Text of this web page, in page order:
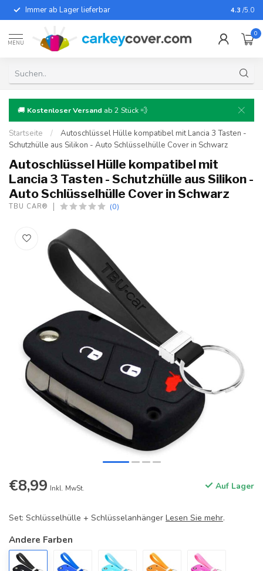
Immer ab Lager lieferbar Für fast
4.3 /5.0
MENU
0
🚚 Kostenloser Versand ab 2 Stück 💨
Startseite /
Autoschlüssel Hülle kompatibel mit Lancia 3 Tasten -
Schutzhülle aus Silikon - Auto Schlüsselhülle Cover in Schwarz
Autoschlüssel Hülle kompatibel mit
Lancia 3 Tasten - Schutzhülle aus Silikon -
Auto Schlüsselhülle Cover in Schwarz
TBU CAR® (0)
€8,99 Inkl. MwSt. Auf Lager
Set: Schlüsselhülle + Schlüsselanhänger Lesen Sie mehr.
Andere Farben